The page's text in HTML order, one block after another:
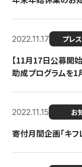
2022.11.17 プレ
【11月17日公募開
助成プログラムを1
2022.11.15 お
寄付月間企画「キ